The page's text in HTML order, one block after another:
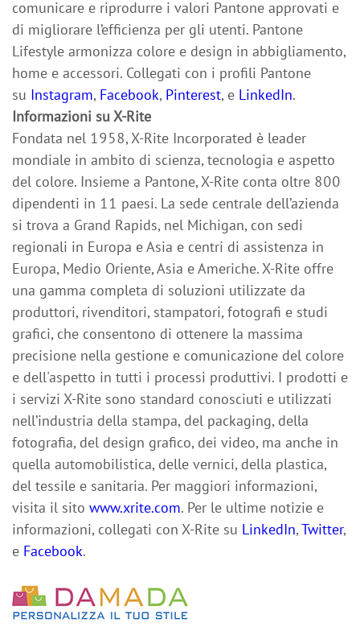
comunicare e riprodurre i valori Pantone approvati e
di migliorare l’efficienza per gli utenti. Pantone
Lifestyle armonizza colore e design in abbigliamento,
home e accessori. Collegati con i profili Pantone
su
Instagram, Facebook, Pinterest, e LinkedIn.
Informazioni su X-Rite
Fondata nel 1958, X-Rite Incorporated è leader
mondiale in ambito di scienza, tecnologia e aspetto
del colore. Insieme a Pantone, X-Rite conta oltre 800
dipendenti in 11 paesi. La sede centrale dell’azienda
si trova a Grand Rapids, nel Michigan, con sedi
regionali in Europa e Asia e centri di assistenza in
Europa, Medio Oriente, Asia e Americhe. X-Rite offre
una gamma completa di soluzioni utilizzate da
produttori, rivenditori, stampatori, fotografi e studi
grafici, che consentono di ottenere la massima
precisione nella gestione e comunicazione del colore
e dell'aspetto in tutti i processi produttivi. I prodotti e
i servizi X-Rite sono standard conosciuti e utilizzati
nell’industria della stampa, del packaging, della
fotografia, del design grafico, dei video, ma anche in
quella automobilistica, delle vernici, della plastica,
del tessile e sanitaria. Per maggiori informazioni,
visita il sito www.xrite.com. Per le ultime notizie e
informazioni, collegati con X-Rite su LinkedIn, Twitter,
e Facebook.